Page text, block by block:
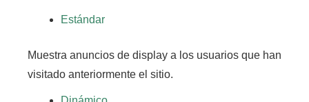
Estándar
Muestra anuncios de display a los usuarios que han
visitado anteriormente el sitio.